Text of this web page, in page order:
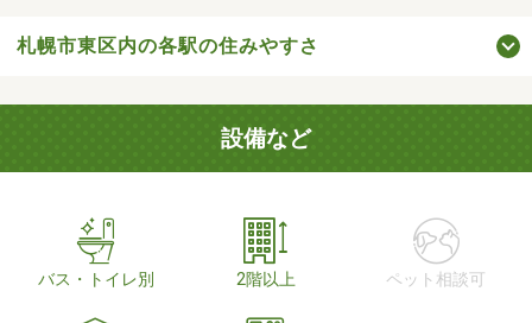
札幌市東区内の各駅の住みやすさ
設備など
バス・トイレ別 2階以上 ペット相談可